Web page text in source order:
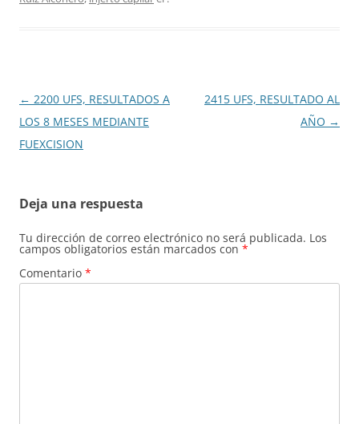
Navegación
de
entradas
← 2200 UFS, RESULTADOS A
LOS 8 MESES MEDIANTE
FUEXCISION
2415 UFS, RESULTADO AL
AÑO →
Deja una respuesta
Tu dirección de correo electrónico no será publicada. Los
campos obligatorios están marcados con *
Comentario *